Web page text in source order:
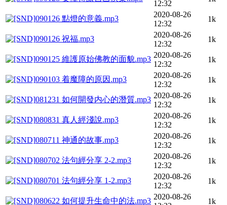
12:32
090126 點燈的意義.mp3
2020-08-26
12:32
1k
090126 祝福.mp3
2020-08-26
12:32
1k
090125 維護原始佛教的面貌.mp3 2020-08-26
12:32
1k
090103 着魔障的原因.mp3
2020-08-26
12:32
1k
081231 如何開發内心的潛質.mp3 2020-08-26
12:32
1k
080831 真人經淺說.mp3
2020-08-26
12:32
1k
080711 神通的故事.mp3
2020-08-26
12:32
1k
080702 法句經分享 2-2.mp3
2020-08-26
12:32
1k
080701 法句經分享 1-2.mp3
2020-08-26
12:32
1k
080622 如何提升生命中的法.mp3 2020-08-26
1k